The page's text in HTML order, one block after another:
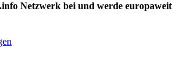
Netzwerk bei und werde europaweit